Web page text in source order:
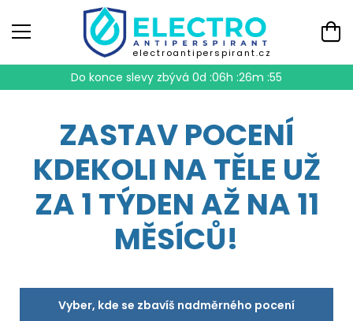
electroantiperspirant.cz
Do konce slevy zbývá 0d :06h :26m :54
ZASTAV POCENÍ
KDEKOLI NA TĚLE UŽ
ZA 1 TÝDEN AŽ NA 11
MĚSÍCŮ!
Vyber, kde se zbavíš nadměrného pocení